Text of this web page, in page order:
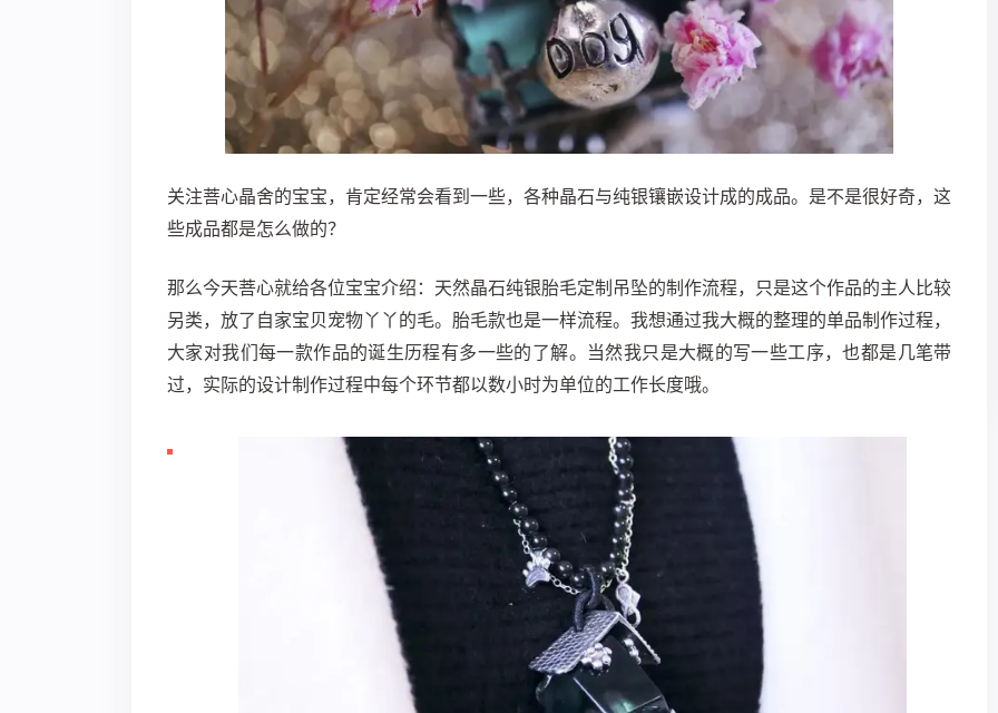
关注菩心晶舍的宝宝，肯定经常会看到一些，各种晶石与纯银镶嵌设计成的成品。 是不是很好奇，这
些成品都是怎么做的？
那么今天菩心就给各位宝宝介绍： 天然晶石纯银胎毛定制吊坠的制作流程，只是这个作品的主人比较
另类，放了自家宝贝宠物丫丫的毛。胎毛款也是一样流程。我想通过我大概的整理的单品制作过程，
大家对我们每一款作品的诞生历程有多一些的了解。当然我只是大概的写一些工序，也都是几笔带
过，实际的设计制作过程中每个环节都以数小时为单位的工作长度哦。